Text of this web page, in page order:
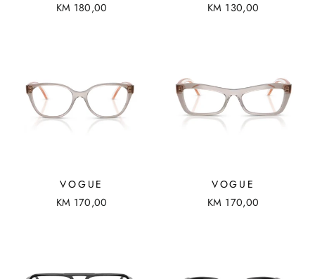
KM 180,00
KM 130,00
VOGUE
KM 170,00
VOGUE
KM 170,00